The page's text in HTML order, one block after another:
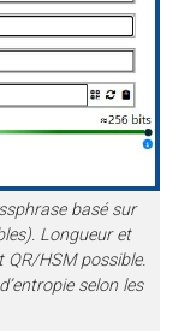
basé sur
Longueur et
QR/HSM possible.
selon les